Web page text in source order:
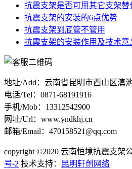
抗震支架是否可用其它支架替
抗震支架的安装的6点优势
抗震支架到底管不管用
抗震支架的安装作用及技术意
地址/Add：云南省昆明市西山区滇
电话/Tel：0871-68191916
手机/Mob：13312542900
网址/Url：www.yndkhj.cn
邮箱/Email：470158521@qq.com
copyright ©2020 云南恒境抗震支架
号-2 技术支持： 昆明轩创网络